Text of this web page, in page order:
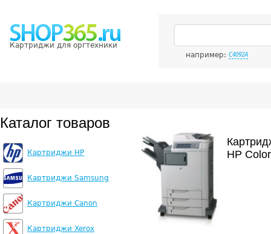
Картриджи для оргтехники
например: C4092A
Каталог товаров
Картриджи HP
Картриджи Samsung
Картриджи Canon
Картриджи Xerox
HP